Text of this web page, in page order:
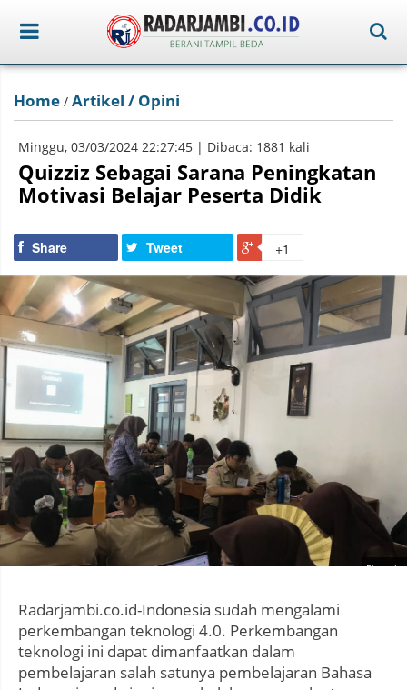
Home / Artikel / Opini
Minggu, 03/03/2024 22:27:45 | Dibaca: 1881 kali
Quizziz Sebagai Sarana Peningkatan
Motivasi Belajar Peserta Didik
Share Tweet +1
Photo by
Radarjambi.co.id-Indonesia sudah mengalami
perkembangan teknologi 4.0. Perkembangan
teknologi ini dapat dimanfaatkan dalam
pembelajaran salah satunya pembelajaran Bahasa